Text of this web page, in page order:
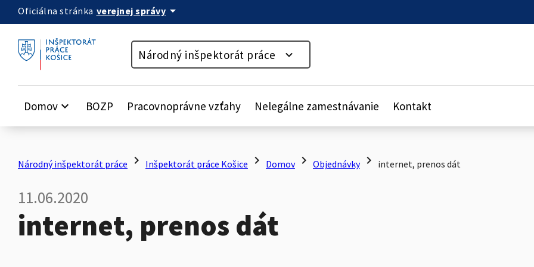
Preskočiť na obsah
Oficiálna stránka verejnej správy arrow_drop_down
Národný inšpektorát práce
Domov keyboard_arrow_down BOZP Pracovnoprávne vzťahy Nelegálne zamestnávanie Kontakt
Národný inšpektorát práce chevron_right Inšpektorát práce Košice chevron_right Domov chevron_right Objednávky chevron_right internet, prenos dát
11.06.2020
internet, prenos dát